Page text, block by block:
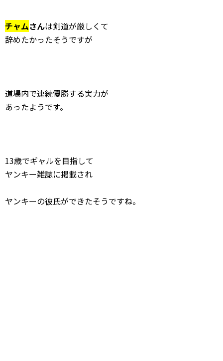
チャムさんは剣道が厳しくて
辞めたかったそうですが
道場内で連続優勝する実力が
あったようです。
13歳でギャルを目指して
ヤンキー雑誌に掲載され
ヤンキーの彼氏ができたそうですね。